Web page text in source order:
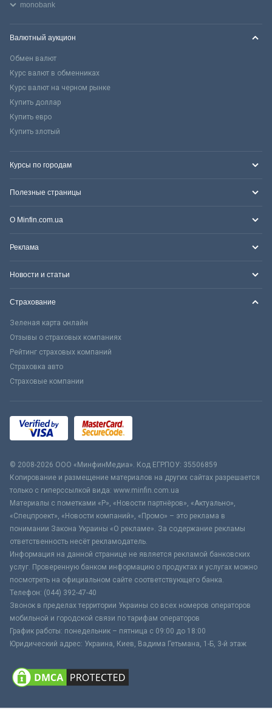
monobank
Валютный аукцион
Обмен валют
Курс валют в обменниках
Курс валют на черном рынке
Купить доллар
Купить евро
Купить злотый
Курсы по городам
Полезные страницы
О Minfin.com.ua
Реклама
Новости и статьи
Страхование
Зеленая карта онлайн
Отзывы о страховых компаниях
Рейтинг страховых компаний
Страховка авто
Страховые компании
© 2008-2026 ООО «МинфинМедиа». Код ЕГРПОУ: 35506859
Копирование и размещение материалов на других сайтах разрешается
только с гиперссылкой вида: www.minfin.com.ua
Материалы с пометками «Р», «Новости партнёров», «Актуально»,
«Спецпроект», «Новости компаний», «Промо» – это реклама в
понимании Закона Украины «О рекламе». За содержание рекламы
ответственность несёт рекламодатель.
Информация на данной странице не является рекламой банковских
услуг. Проверенную банком информацию о продуктах и услугах можно
посмотреть на официальном сайте соответствующего банка.
Телефон: (044) 392-47-40
Звонок в пределах территории Украины со всех номеров операторов
мобильной и городской связи по тарифам операторов
График работы: понедельник – пятница с 09:00 до 18:00
Юридический адрес: Украина, Киев, Вадима Гетьмана, 1-Б, 3-й этаж